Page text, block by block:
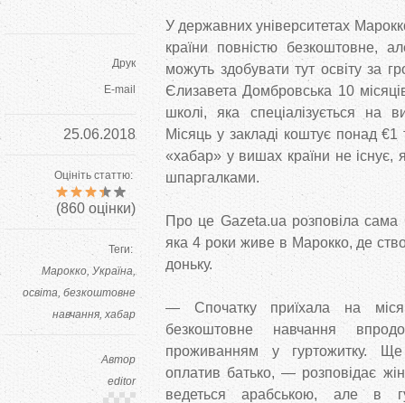
Друк
E-mail
25.06.2018
Оцініть статтю:
(860 оцінки)
Теги:
Марокко Україна
освіта безкоштовне
навчання хабар
Автор
editor
У державних університетах
країни повністю безкоштовне,
можуть здобувати тут освіту за
Єлизавета Домбровська 10
школі, яка спеціалізується на
Місяць у закладі коштує понад €1
«хабар» у вишах країни не існує,
шпаргалками.
Про це Gazeta.ua розповіла сама
яка 4 роки живе в Марокко, де
доньку.
— Спочатку приїхала на
безкоштовне навчання
проживанням у гуртожитку.
оплатив батько, — розповідає
ведеться арабською, але в